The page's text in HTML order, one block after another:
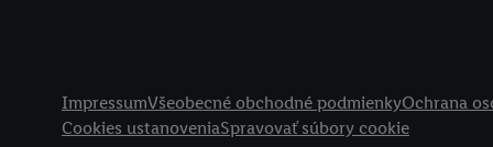
ImpressumVšeobecné obchodné podmienkyOchrana
Cookies ustanoveniaSpravovať súbory cookie